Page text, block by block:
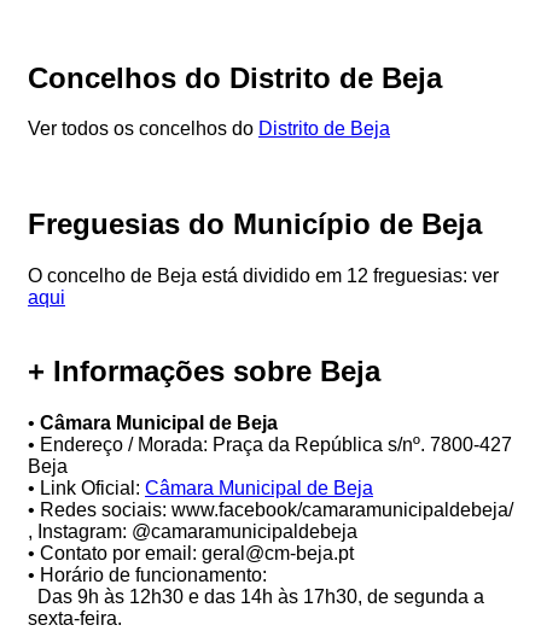
Concelhos do Distrito de Beja
Ver todos os concelhos do Distrito de Beja
Freguesias do Município de Beja
O concelho de Beja está dividido em 12 freguesias: ver
aqui
+ Informações sobre Beja
• Câmara Municipal de Beja
• Endereço / Morada: Praça da República s/nº. 7800-427
Beja
• Link Oficial: Câmara Municipal de Beja
• Redes sociais: www.facebook/camaramunicipaldebeja/
, Instagram: @camaramunicipaldebeja
• Contato por email: geral@cm-beja.pt
• Horário de funcionamento:
Das 9h às 12h30 e das 14h às 17h30, de segunda a
sexta-feira.